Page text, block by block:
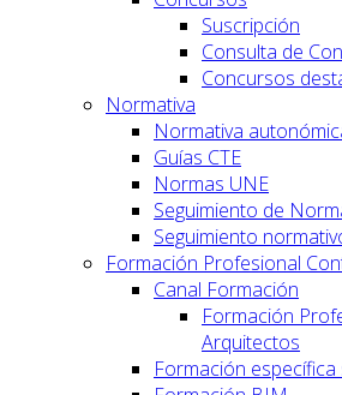
Suscripción
Consulta de
Concursos
Normativa
Normativa
Guías CTE
Normas UNE
Seguimiento de
Seguimiento
Formación Profesional
Canal Formación
Formación
Arquitectos
Formación